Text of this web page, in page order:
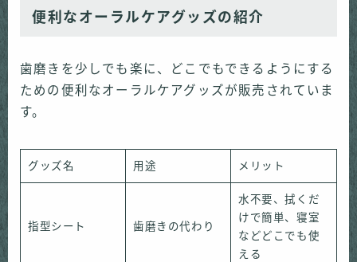
便利なオーラルケアグッズの紹介
歯磨きを少しでも楽に、どこでもできるようにする
ための便利なオーラルケアグッズが販売されていま
す。
グッズ名 用途 メリット
指型シート 歯磨きの代わり
水不要、拭くだ
けで簡単、寝室
などどこでも使
える